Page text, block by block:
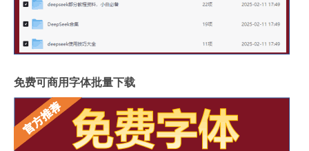
免费可商用字体批量下载